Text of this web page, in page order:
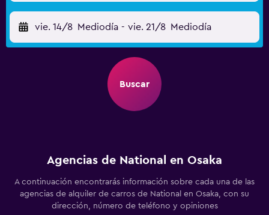
vie. 14/8 Mediodía - vie. 21/8 Mediodía
Buscar
Agencias de National en Osaka
A continuación encontrarás información sobre cada una de las
agencias de alquiler de carros de National en Osaka, con su
dirección, número de teléfono y opiniones